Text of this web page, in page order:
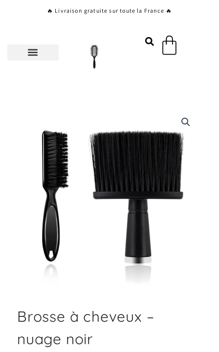
🔥 Livraison gratuite sur toute la France 🔥
Panier
Brosse à cheveux –
nuage noir